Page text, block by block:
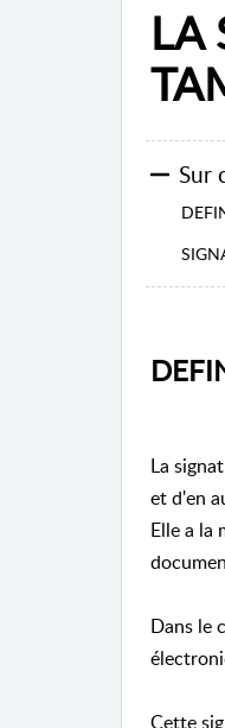
LA
Sur
La
et d'en
Elle a la
Dans le
Cette